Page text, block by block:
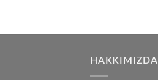
HAKKIMIZDA